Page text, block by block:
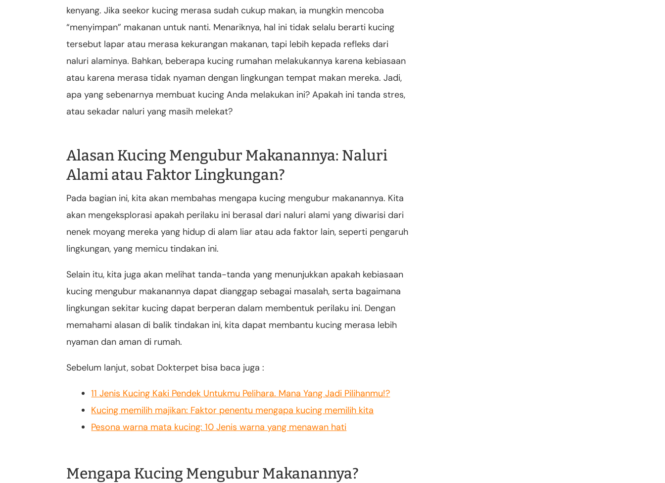
kenyang. Jika seekor kucing merasa sudah cukup makan, ia mungkin mencoba
“menyimpan” makanan untuk nanti. Menariknya, hal ini tidak selalu berarti kucing
tersebut lapar atau merasa kekurangan makanan, tapi lebih kepada refleks dari
naluri alaminya. Bahkan, beberapa kucing rumahan melakukannya karena kebiasaan
atau karena merasa tidak nyaman dengan lingkungan tempat makan mereka. Jadi,
apa yang sebenarnya membuat kucing Anda melakukan ini? Apakah ini tanda stres,
atau sekadar naluri yang masih melekat?
Alasan Kucing Mengubur Makanannya: Naluri
Alami atau Faktor Lingkungan?
Pada bagian ini, kita akan membahas mengapa kucing mengubur makanannya. Kita
akan mengeksplorasi apakah perilaku ini berasal dari naluri alami yang diwarisi dari
nenek moyang mereka yang hidup di alam liar atau ada faktor lain, seperti pengaruh
lingkungan, yang memicu tindakan ini.
Selain itu, kita juga akan melihat tanda-tanda yang menunjukkan apakah kebiasaan
kucing mengubur makanannya dapat dianggap sebagai masalah, serta bagaimana
lingkungan sekitar kucing dapat berperan dalam membentuk perilaku ini. Dengan
memahami alasan di balik tindakan ini, kita dapat membantu kucing merasa lebih
nyaman dan aman di rumah.
Sebelum lanjut, sobat Dokterpet bisa baca juga :
11 Jenis Kucing Kaki Pendek Untukmu Pelihara. Mana Yang Jadi Pilihanmu!?
Kucing memilih majikan: Faktor penentu mengapa kucing memilih kita
Pesona warna mata kucing: 10 Jenis warna yang menawan hati
Mengapa Kucing Mengubur Makanannya?